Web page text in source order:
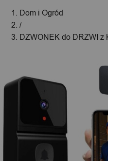
Dom i Ogród
/
DZWONEK do DRZWI z